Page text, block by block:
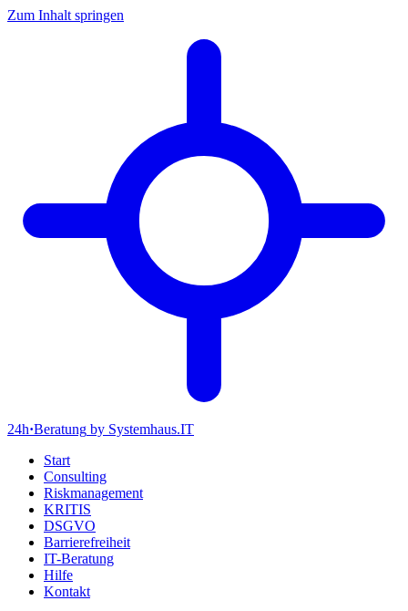
Zum Inhalt springen
24h·Beratung by Systemhaus.IT
Start
Consulting
Riskmanagement
KRITIS
DSGVO
Barrierefreiheit
IT-Beratung
Hilfe
Kontakt